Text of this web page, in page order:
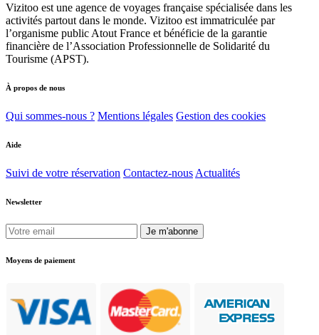
Vizitoo est une agence de voyages française spécialisée dans les
activités partout dans le monde. Vizitoo est immatriculée par
l’organisme public Atout France et bénéficie de la garantie
financière de l’Association Professionnelle de Solidarité du
Tourisme (APST).
À propos de nous
Qui sommes-nous ? Mentions légales Gestion des cookies
Aide
Suivi de votre réservation Contactez-nous Actualités
Newsletter
Je m'abonne
Moyens de paiement